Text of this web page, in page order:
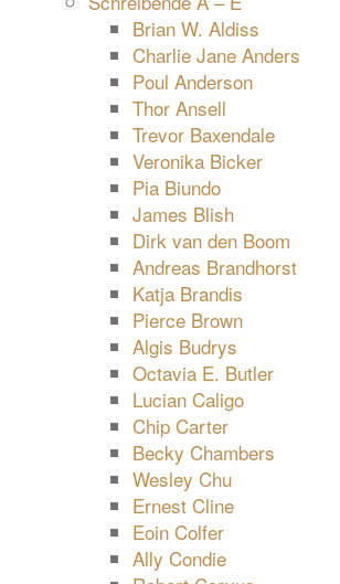
Brian W. Aldiss
Charlie Jane Anders
Poul Anderson
Thor Ansell
Trevor Baxendale
Veronika Bicker
Pia Biundo
James Blish
Dirk van den Boom
Andreas Brandhorst
Katja Brandis
Pierce Brown
Algis Budrys
Octavia E. Butler
Lucian Caligo
Chip Carter
Becky Chambers
Wesley Chu
Ernest Cline
Eoin Colfer
Ally Condie